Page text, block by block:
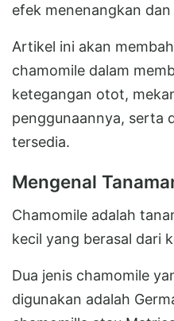
efek menenangkan dan
Artikel ini akan
chamomile dalam
ketegangan otot,
penggunaannya, serta
tersedia.
Mengenal
Chamomile adalah
kecil yang berasal dari
Dua jenis chamomile
digunakan adalah